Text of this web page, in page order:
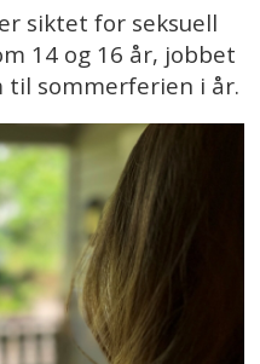
siktet for seksuell
14 og 16 år, jobbet
sommerferien i år.